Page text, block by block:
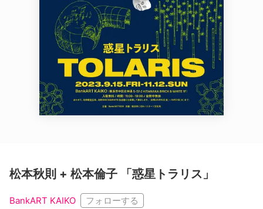
松本秋則 + 松本倫子 「惑星トラリス」
BankART KAIKO フォローする